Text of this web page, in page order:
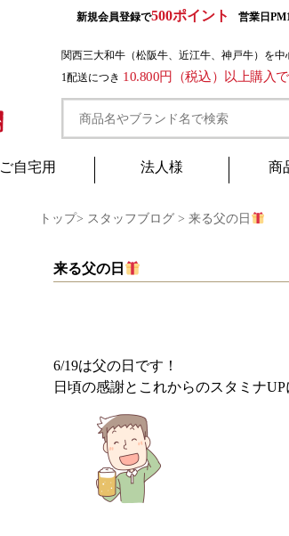
新規会員登録で500ポイント 営業日
関西三大和牛（松阪牛、近江牛、神戸牛）を中
1配送につき 10.800円（税込）以上購入
ご自宅用 法人様 商
トップ> スタッフブログ > 来る父の日
来る父の日
6/19は父の日です！
日頃の感謝とこれからのスタミナ